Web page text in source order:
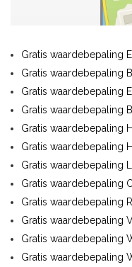
Gratis waardebepaling
Gratis waardebepaling
Gratis waardebepaling
Gratis waardebepaling
Gratis waardebepaling
Gratis waardebepaling
Gratis waardebepaling
Gratis waardebepaling
Gratis waardebepaling
Gratis waardebepaling
Gratis waardebepaling
Gratis waardebepaling